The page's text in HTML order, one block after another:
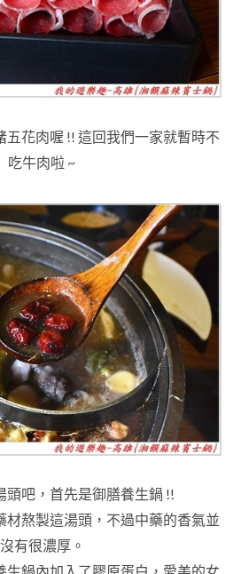
五花肉喔 !! 這回我們一家就暫時不
吃牛肉啦 ~
頭吧 ， 首先是御膳養生鍋 !!
材熬製這湯頭 ，不過中藥的香氣並
沒有很濃厚 。